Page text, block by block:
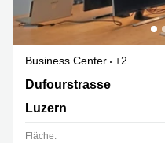
Business Center
+2
Dufourstrasse 20A, Luzern
Dufourstrasse
Luzern
Fläche: